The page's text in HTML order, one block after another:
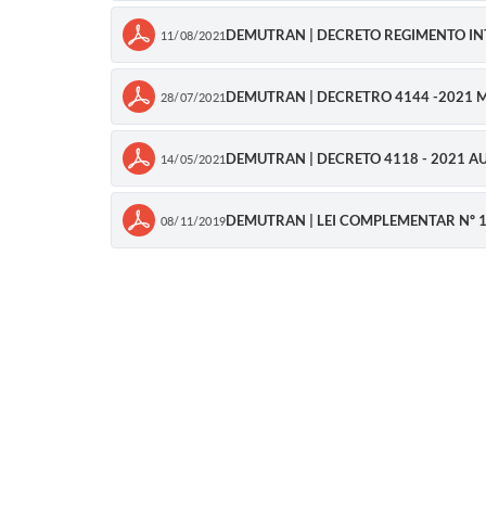
11/08/2021 DEMUTRAN | DECRETO REGIMENTO
28/07/2021 DEMUTRAN | DECRETRO 4144 -2021
14/05/2021 DEMUTRAN | DECRETO 4118 - 2021
08/11/2019DEMUTRAN | LEI COMPLEMENTAR